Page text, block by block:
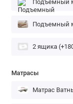
Подъемный
Подъемный
2 ящика
Матрасы
Матрас